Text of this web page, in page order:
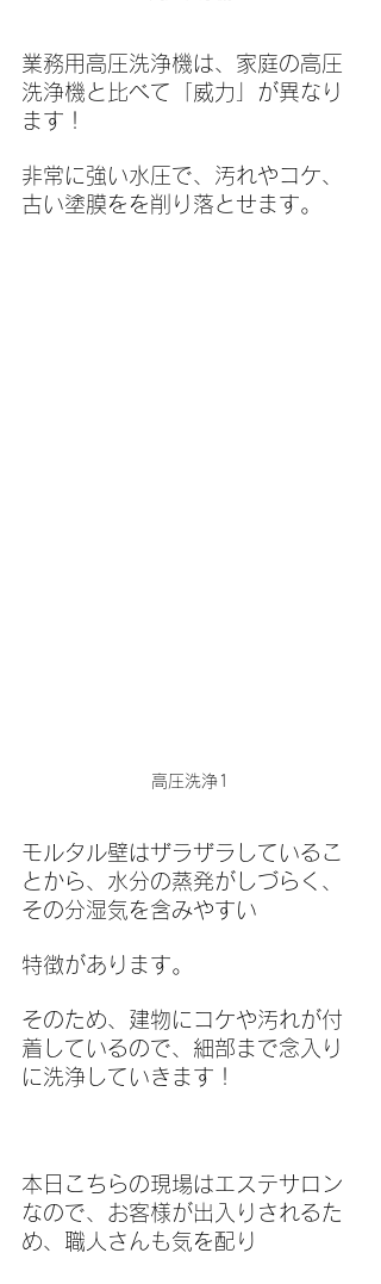
業務用高圧洗浄機は、家庭の高圧
洗浄機と比べて「威力」が異なり
ます！
非常に強い水圧で、汚れやコケ、
古い塗膜をを削り落とせます。
高圧洗浄1
モルタル壁はザラザラしているこ
とから、水分の蒸発がしづらく、
その分湿気を含みやすい
特徴があります。
そのため、建物にコケや汚れが付
着しているので、細部まで念入り
に洗浄していきます！
本日こちらの現場はエステサロン
なので、お客様が出入りされるた
め、職人さんも気を配り